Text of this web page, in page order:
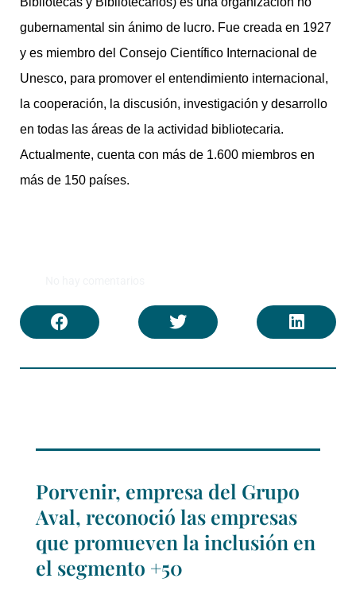
gubernamental sin ánimo de lucro. Fue creada en 1927
y es miembro del Consejo Científico Internacional de
Unesco, para promover el entendimiento internacional,
la cooperación, la discusión, investigación y desarrollo
en todas las áreas de la actividad bibliotecaria.
Actualmente, cuenta con más de 1.600 miembros en
más de 150 países.
Porvenir, empresa del Grupo
Aval, reconoció las empresas
que promueven la inclusión en
el segmento +50